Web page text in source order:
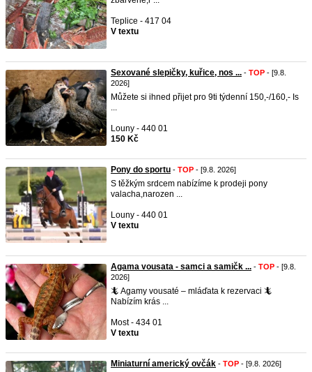
Teplice - 417 04
V textu
Sexované slepičky, kuřice, nos ... - TOP - [9.8.
2026]
Můžete si ihned přijet pro 9ti týdenní 150,-/160,- Is
...
Louny - 440 01
150 Kč
Pony do sportu - TOP - [9.8. 2026]
S těžkým srdcem nabízíme k prodeji pony
valacha,narozen ...
Louny - 440 01
V textu
Agama vousata - samci a samičk ... - TOP - [9.8.
2026]
🦎 Agamy vousaté – mláďata k rezervaci 🦎
Nabízím krás ...
Most - 434 01
V textu
Miniaturní americký ovčák - TOP - [9.8. 2026]